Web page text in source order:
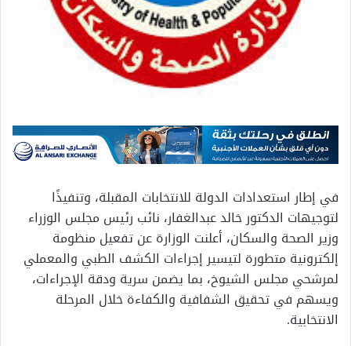
في إطار استعدادات الدولة للانتخابات المقبلة، وتنفيذًا
لتوجيهات الدكتور خالد عبدالغفار، نائب رئيس مجلس الوزراء
وزير الصحة والسكان، أعلنت الوزارة عن تفعيل منظومة
إلكترونية متطورة لتيسير إجراءات الكشف الطبي والمعملي
لمرشحي مجلس الشيوخ، بما يضمن سرية ودقة الإجراءات،
ويسهم في تحقيق الشفافية والكفاءة خلال المرحلة
الانتخابية.